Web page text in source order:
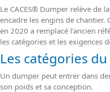
Le CACES® Dumper relève de
encadre les engins de
en 2020 a remplacé l’ancien
les catégories et les exigences
Les catégories du
Un dumper peut entrer dans
son poids et sa conception.